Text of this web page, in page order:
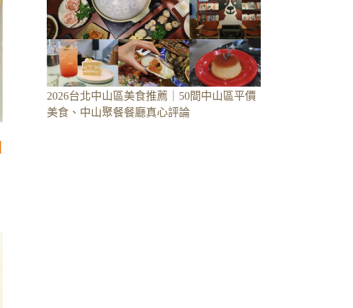
2026台北中山區美食推薦｜50間中山區平價
美食、中山聚餐餐廳真心評論